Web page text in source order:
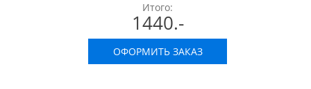
Итого:
1440.-
ОФОРМИТЬ ЗАКАЗ